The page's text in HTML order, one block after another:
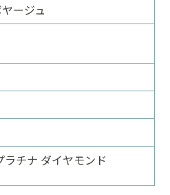
ージュ
ラチナ ダイヤモンド